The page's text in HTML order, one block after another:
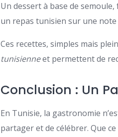
Un dessert à base de
un repas tunisien sur une note
Ces recettes, simples mais
tunisienneet permettent de
Conclusion : Un
En Tunisie, la gastronomie
partager et de célébrer. Que